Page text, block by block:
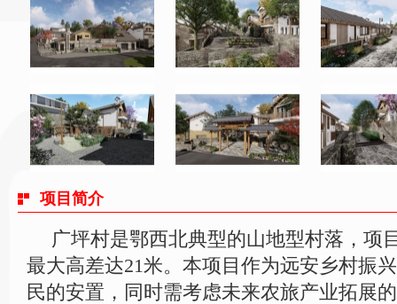
项目简介
广坪村是鄂西北典型的山地型村落，项
最大高差达21米。本项目作为远安乡村振
民的安置，同时需考虑未来农旅产业拓展